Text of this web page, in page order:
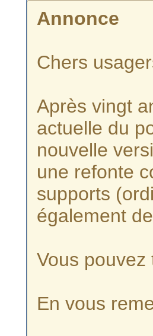
Annonce
Chers
Après vingt
actuelle du
nouvelle
une refonte
supports
également
Vous
En vous